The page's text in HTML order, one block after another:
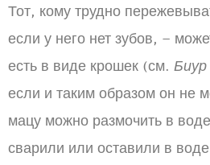
Тот, кому трудно
если у него нет зубов, –
есть в виде крошек (см. Биур
если и таким образом он не
мацу можно размочить в
сварили или оставили в